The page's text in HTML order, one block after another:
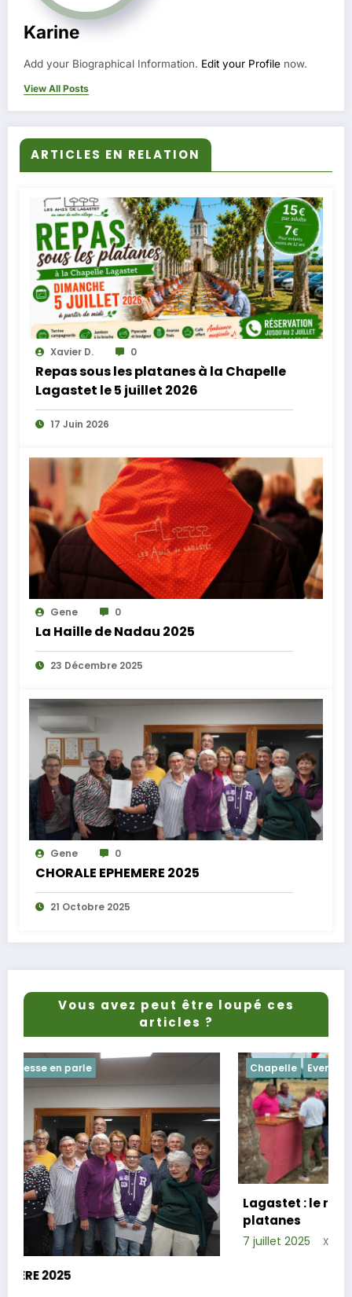
Karine
Add your Biographical Information. Edit your Profile now.
View All Posts
ARTICLES EN RELATION
Xavier D. 0
Repas sous les platanes à la Chapelle
Lagastet le 5 juillet 2026
17 Juin 2026
Gene 0
La Haille de Nadau 2025
23 Décembre 2025
Gene 0
CHORALE EPHEMERE 2025
21 Octobre 2025
Vous avez peut être loupé ces
articles ?
Chapelle
Lagastet : le repas champêtre réussi
platanes
7 juillet 2025 Xavier D.